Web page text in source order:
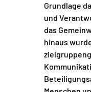
Grundlage
und
das
hinaus